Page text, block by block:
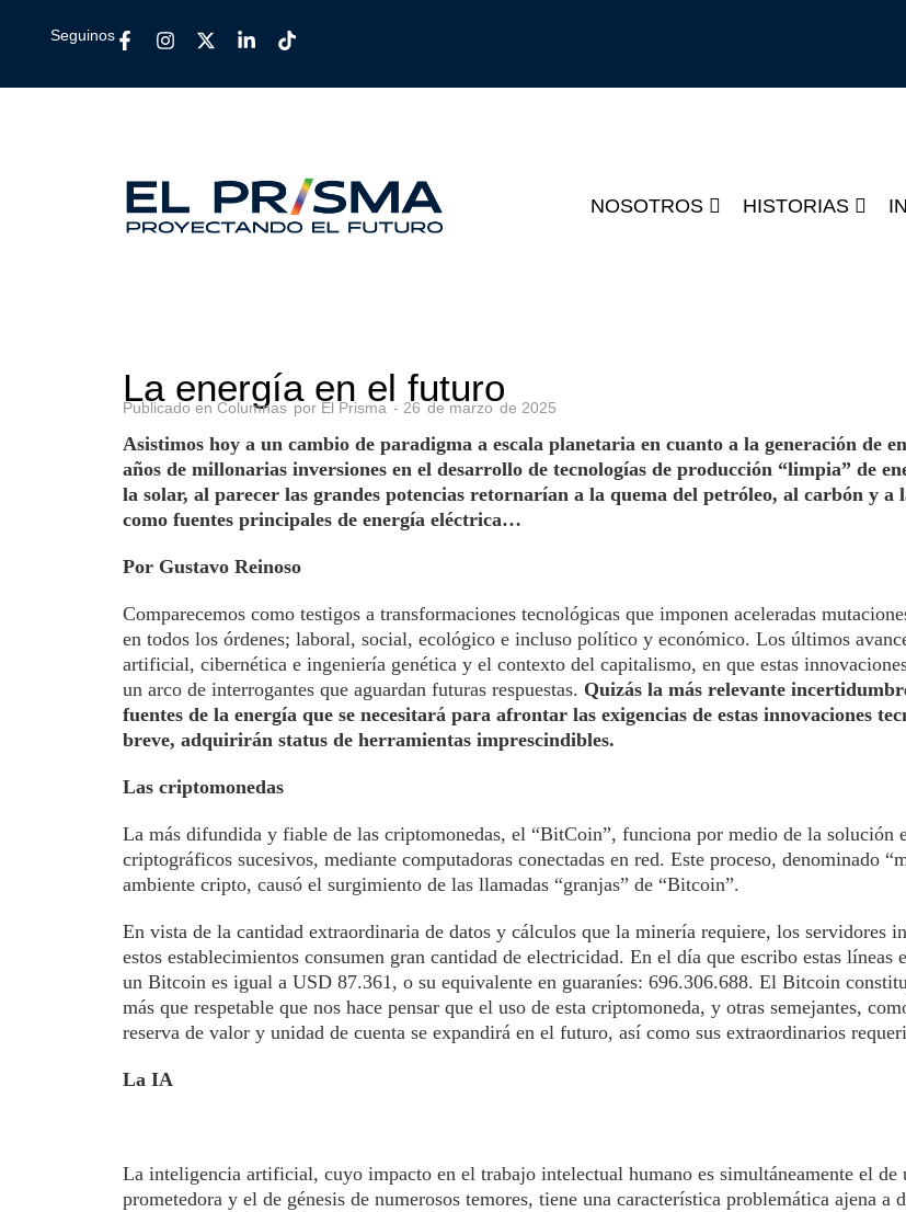
Seguinos
NOSOTROS HISTORIAS
La energía en el futuro
Publicado en Columnas por El Prisma - 26 de marzo de 2025
Asistimos hoy a un cambio de paradigma a escala planetaria en cuanto a la generación de
años de millonarias inversiones en el desarrollo de tecnologías de producción “limpia” de
la solar, al parecer las grandes potencias retornarían a la quema del petróleo, al carbón y a
como fuentes principales de energía eléctrica…
Por Gustavo Reinoso
Comparecemos como testigos a transformaciones tecnológicas que imponen aceleradas
en todos los órdenes; laboral, social, ecológico e incluso político y económico. Los últimos
artificial, cibernética e ingeniería genética y el contexto del capitalismo, en que estas
un arco de interrogantes que aguardan futuras respuestas. Quizás la más relevante
fuentes de la energía que se necesitará para afrontar las exigencias de estas innovaciones
breve, adquirirán status de herramientas imprescindibles.
Las criptomonedas
La más difundida y fiable de las criptomonedas, el “BitCoin”, funciona por medio de la solución
criptográficos sucesivos, mediante computadoras conectadas en red. Este proceso, denominado
ambiente cripto, causó el surgimiento de las llamadas “granjas” de “Bitcoin”.
En vista de la cantidad extraordinaria de datos y cálculos que la minería requiere, los servidores
estos establecimientos consumen gran cantidad de electricidad. En el día que escribo estas líneas
un Bitcoin es igual a USD 87.361, o su equivalente en guaraníes: 696.306.688. El Bitcoin
más que respetable que nos hace pensar que el uso de esta criptomoneda, y otras semejantes,
reserva de valor y unidad de cuenta se expandirá en el futuro, así como sus extraordinarios
La IA
La inteligencia artificial, cuyo impacto en el trabajo intelectual humano es simultáneamente el de
prometedora y el de génesis de numerosos temores, tiene una característica problemática ajena a